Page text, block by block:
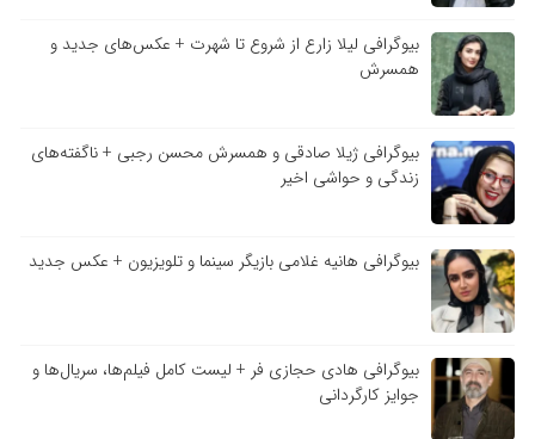
بیوگرافی لیلا زارع از شروع تا شهرت + عکس‌های جدید و
همسرش
بیوگرافی ژیلا صادقی و همسرش محسن رجبی + ناگفته‌های
زندگی و حواشی اخیر
بیوگرافی هانیه غلامی بازیگر سینما و تلویزیون + عکس جدید
بیوگرافی هادی حجازی فر + لیست کامل فیلم‌ها، سریال‌ها و
جوایز کارگردانی